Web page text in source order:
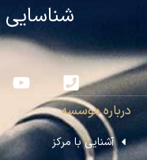
درباره موسسه
آشنایی با مرکز